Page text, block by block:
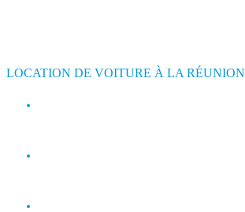
LOCATION DE VOITURE À LA RÉUNION
0693 39 80 30
0693 55 86 94